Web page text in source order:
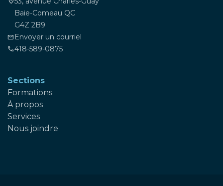
Baie-Comeau QC
G4Z 2B9
mail Envoyer un courriel
phone418-589-0875
Sections
Formations
À propos
Services
Nous joindre